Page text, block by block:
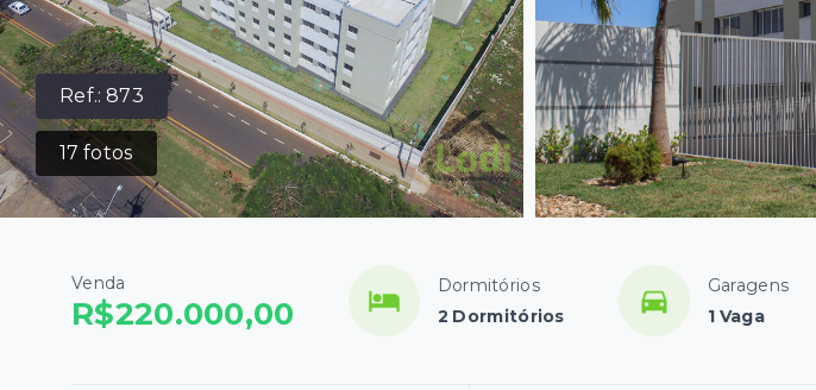
Ref.:873
17 fotos
Venda
R$220.000,00
Dormitórios
2 Dormitórios
Garagens
1 Vaga